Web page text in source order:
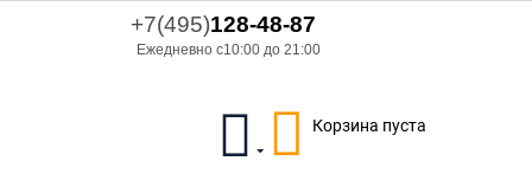
+7(495)128-48-87
Ежедневно с10:00 до 21:00
Корзина пуста